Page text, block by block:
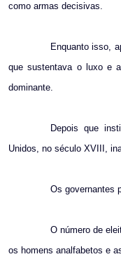
como armas decisivas.
Enquanto isso,
que sustentava o luxo e
dominante.
Depois que
Unidos, no século XVIII,
Os governantes
O número de
os homens analfabetos e